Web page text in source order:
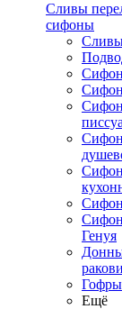
Сливы
сифоны
Генуя
Гофры
Ещё